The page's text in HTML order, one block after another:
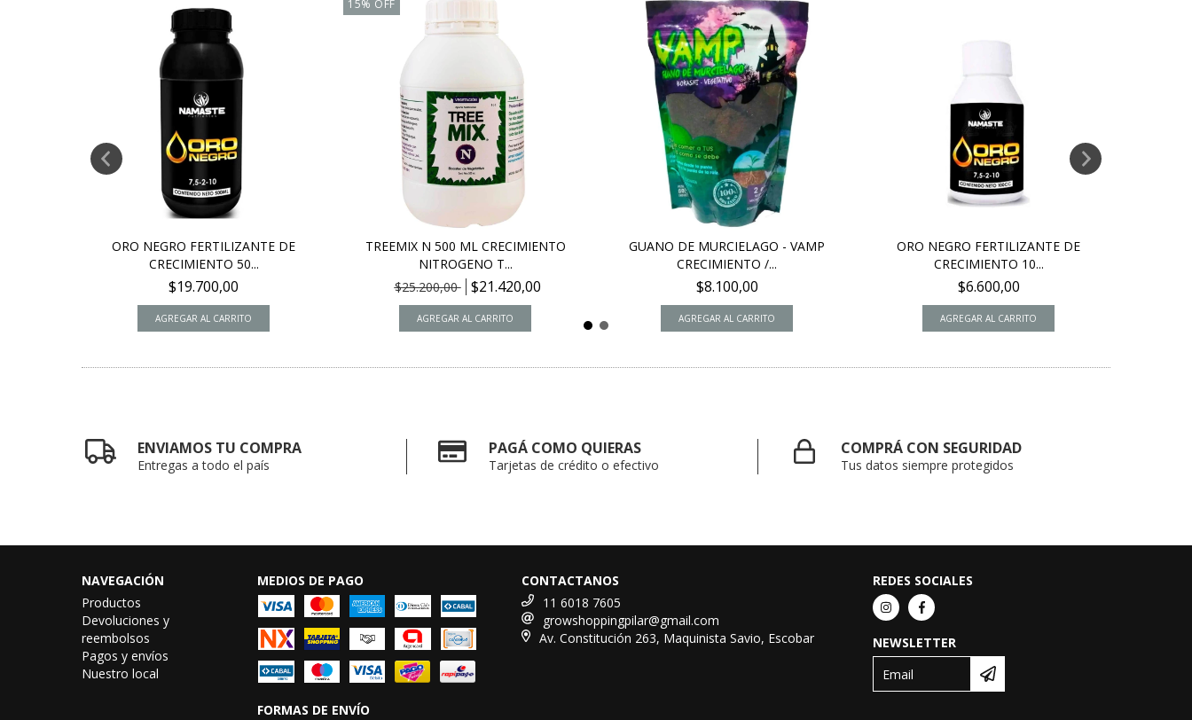
ORO NEGRO FERTILIZANTE DE
CRECIMIENTO 50...
$19.700,00
15% OFF
TREEMIX N 500 ML CRECIMIENTO
NITROGENO T...
$25.200,00
$21.420,00
GUANO DE MURCIELAGO - VAMP
CRECIMIENTO /...
$8.100,00
ORO NEGRO FERTILIZANTE DE
CRECIMIENTO 10...
$6.600,00
ENVIAMOS TU COMPRA
Entregas a todo el país
PAGÁ COMO QUIERAS
Tarjetas de crédito o efectivo
COMPRÁ CON SEGURIDAD
Tus datos siempre protegidos
NAVEGACIÓN
Productos
Devoluciones y
reembolsos
Pagos y envíos
Nuestro local
MEDIOS DE PAGO
FORMAS DE ENVÍO
CONTACTANOS
11 6018 7605
growshoppingpilar@gmail.com
Av. Constitución 263, Maquinista Savio, Escobar
REDES SOCIALES
NEWSLETTER